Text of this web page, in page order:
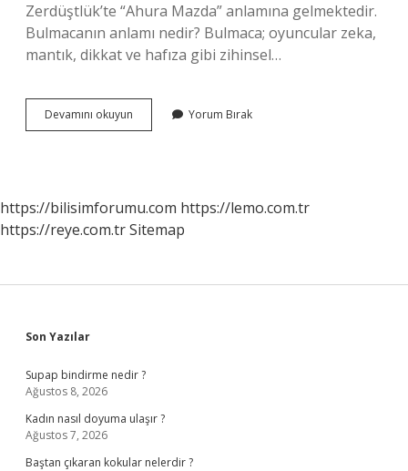
Zerdüştlük’te “Ahura Mazda” anlamına gelmektedir.
Bulmacanın anlamı nedir? Bulmaca; oyuncular zeka,
mantık, dikkat ve hafıza gibi zihinsel…
Devamını okuyun Bulmaca
Tanrı
Yorum Bırak
https://bilisimforumu.com https://lemo.com.tr
https://reye.com.trSitemap
Sidebar
Son Yazılar
Supap bindirme nedir ?
Ağustos 8, 2026
Kadın nasıl doyuma ulaşır ?
Ağustos 7, 2026
Baştan çıkaran kokular nelerdir ?